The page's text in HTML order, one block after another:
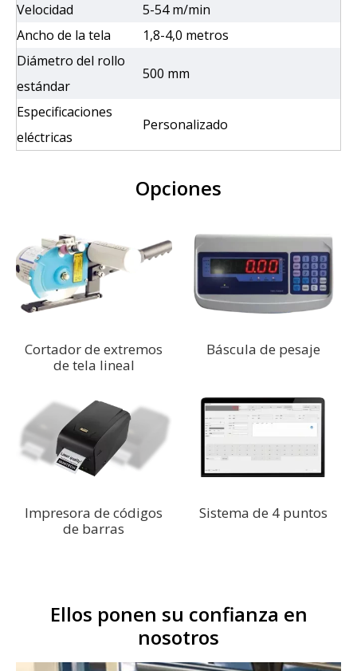
Velocidad
5-54 m/min
Ancho de la tela
1,8-4,0 metros
Diámetro del rollo
estándar
500 mm
Especificaciones
eléctricas
Personalizado
Opciones
Cortador de extremos
de tela lineal
Báscula de pesaje
Impresora de códigos
de barras
Sistema de 4 puntos
Ellos ponen su confianza en
nosotros